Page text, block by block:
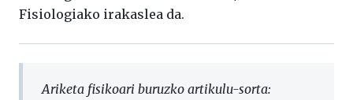
Fisiologiako irakaslea da.
Ariketa fisikoari buruzko artikulu-sorta: